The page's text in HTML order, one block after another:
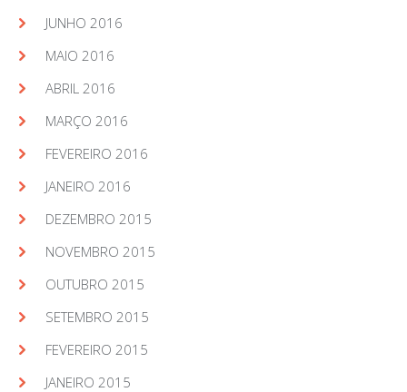
JUNHO 2016
MAIO 2016
ABRIL 2016
MARÇO 2016
FEVEREIRO 2016
JANEIRO 2016
DEZEMBRO 2015
NOVEMBRO 2015
OUTUBRO 2015
SETEMBRO 2015
FEVEREIRO 2015
JANEIRO 2015